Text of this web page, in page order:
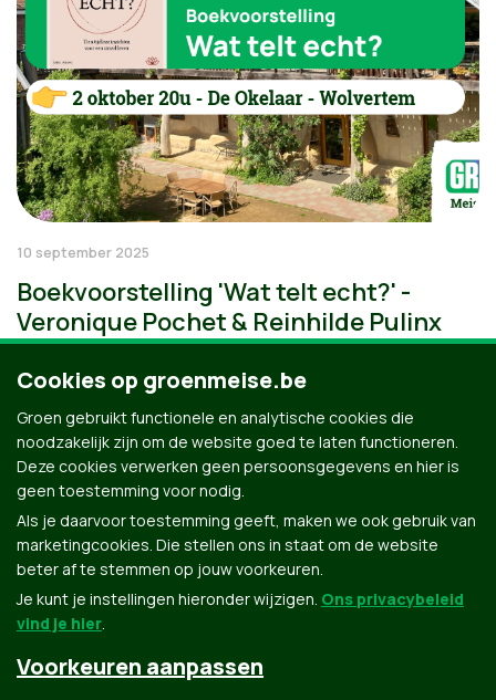
10 september 2025
Boekvoorstelling 'Wat telt echt?' -
Veronique Pochet & Reinhilde Pulinx
Groen.be
Cookies op groenmeise.be
Groen gebruikt functionele en analytische cookies die
noodzakelijk zijn om de website goed te laten functioneren.
Deze cookies verwerken geen persoonsgegevens en hier is
geen toestemming voor nodig.
Als je daarvoor toestemming geeft, maken we ook gebruik van
marketingcookies. Die stellen ons in staat om de website
beter af te stemmen op jouw voorkeuren.
Je kunt je instellingen hieronder wijzigen. Ons privacybeleid
vind je hier.
Voorkeuren aanpassen